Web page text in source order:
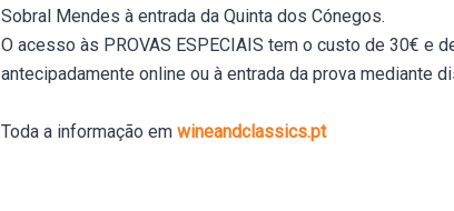
Sobral Mendes à entrada da Quinta dos Cónegos.
O acesso às PROVAS ESPECIAIS tem o custo de 30€ e
antecipadamente online ou à entrada da prova mediante
Toda a informação em wineandclassics.pt